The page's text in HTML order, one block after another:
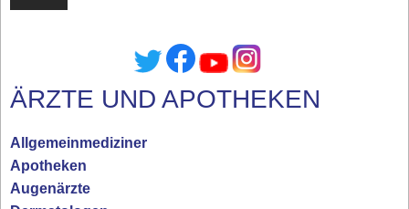
ÄRZTE UND APOTHEKEN
Allgemeinmediziner
Apotheken
Augenärzte